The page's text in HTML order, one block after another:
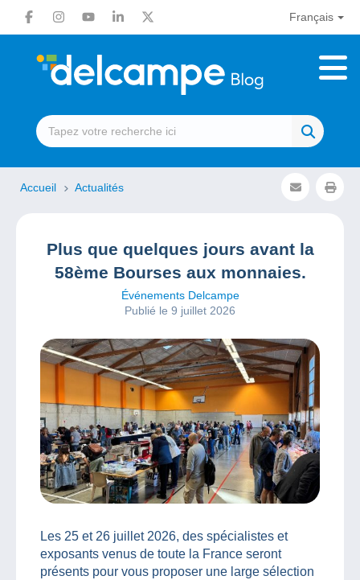
Français
Accueil Actualités
Plus que quelques jours avant la
58ème Bourses aux monnaies.
Événements Delcampe
Publié le 9 juillet 2026
Les 25 et 26 juillet 2026, des spécialistes et
exposants venus de toute la France seront
présents pour vous proposer une large sélection